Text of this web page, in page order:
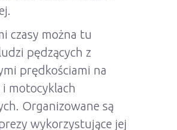
czasy można tu
pędzących z
prędkościami na
motocyklach
Organizowane są
wykorzystujące jej